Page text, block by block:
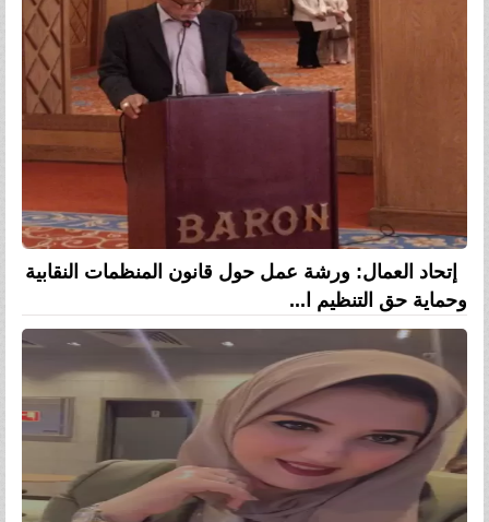
إتحاد العمال: ورشة عمل حول قانون المنظمات النقابية
وحماية حق التنظيم ا...